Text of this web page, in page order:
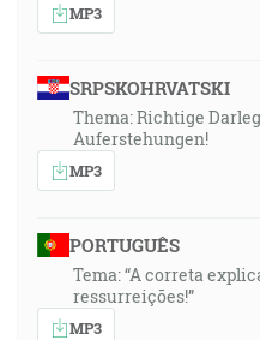
MP3
SRPSKOHRVATSKI
Thema: Richtige
Auferstehungen!
MP3
PORTUGUÊS
Tema: “A correta
ressurreições!”
MP3